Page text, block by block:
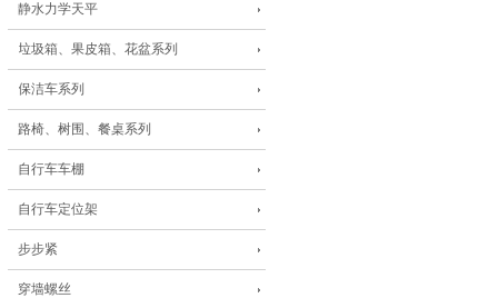
静水力学天平
垃圾箱、果皮箱、花盆系列
保洁车系列
路椅、树围、餐桌系列
自行车车棚
自行车定位架
步步紧
穿墙螺丝